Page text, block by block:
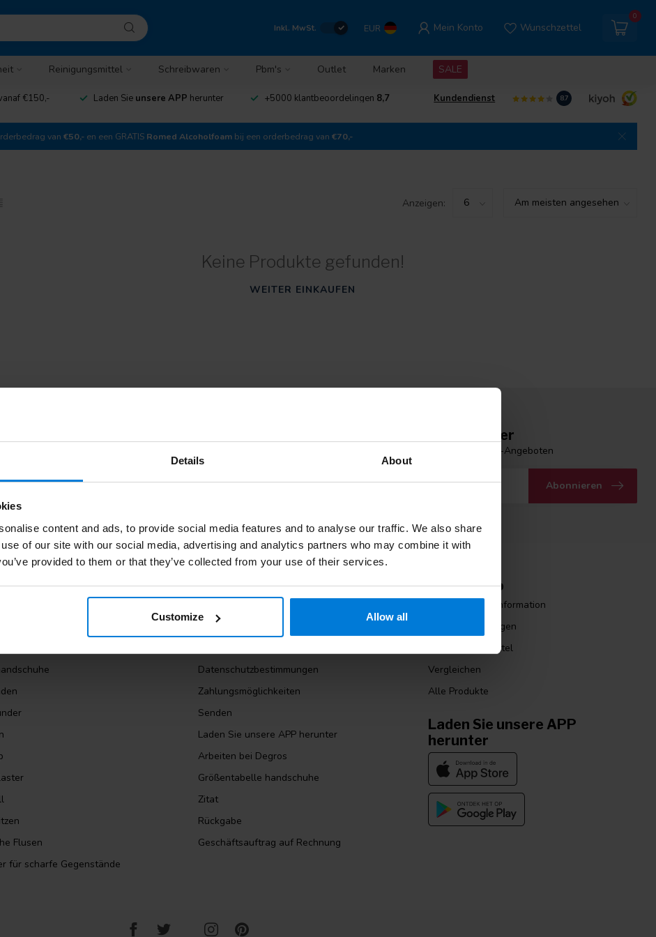
Details About
content and ads, to provide social media features and to analyse our traffic. We also share
of our site with our social media, advertising and analytics partners who may combine it with
provided to them or that they’ve collected from your use of their services.
Customize Allow all
Inkl. MwSt. EUR Mein Konto Wunschzettel
0
Reinigungsmittel Schreibwaren Pbm's Outlet Marken SALE
€150,- Laden Sie unsere APP herunter +5000 klantbeoordelingen 8,7 Kundendienst 8.7
van €50,- en een GRATIS Romed Alcoholfoam bij een orderbedrag van €70,-
Anzeigen:
Keine Produkte gefunden!
WEITER EINKAUFEN
Oder lesen Sie unsere
Abonnieren Sie unseren Newsletter
Bleibe auf dem Laufenden mit unseren Newsletter-Angeboten
Abonnieren
Flusen
für scharfe Gegenstände
Informationen
Allgemeine Bedingungen und Konditionen
Datenschutzbestimmungen
Zahlungsmöglichkeiten
Senden
Laden Sie unsere APP herunter
Arbeiten bei Degros
Größentabelle handschuhe
Zitat
Rückgabe
Geschäftsauftrag auf Rechnung
Mein Konto
Benutzerkonto Information
Meine Bestellungen
Mein Wunschzettel
Vergleichen
Alle Produkte
Laden Sie unsere APP
herunter